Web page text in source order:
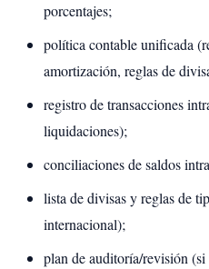
porcentajes;
política contable unificada
amortización, reglas de
registro de transacciones
liquidaciones);
conciliaciones de saldos
lista de divisas y reglas de
internacional);
plan de auditoría/revisión (si